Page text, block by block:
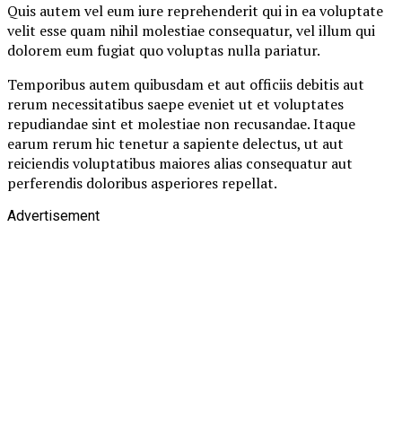
Quis autem vel eum iure reprehenderit qui in ea voluptate
velit esse quam nihil molestiae consequatur, vel illum qui
dolorem eum fugiat quo voluptas nulla pariatur.
Temporibus autem quibusdam et aut officiis debitis aut
rerum necessitatibus saepe eveniet ut et voluptates
repudiandae sint et molestiae non recusandae. Itaque
earum rerum hic tenetur a sapiente delectus, ut aut
reiciendis voluptatibus maiores alias consequatur aut
perferendis doloribus asperiores repellat.
Advertisement